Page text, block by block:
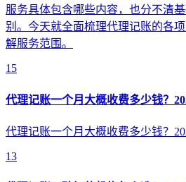
服务具体包含哪些内容，也分不清
别。今天就全面梳理代理记账的各
解服务范围。
15
代理记账一个月大概收费多少钱？
代理记账一个月大概收费多少钱？
13